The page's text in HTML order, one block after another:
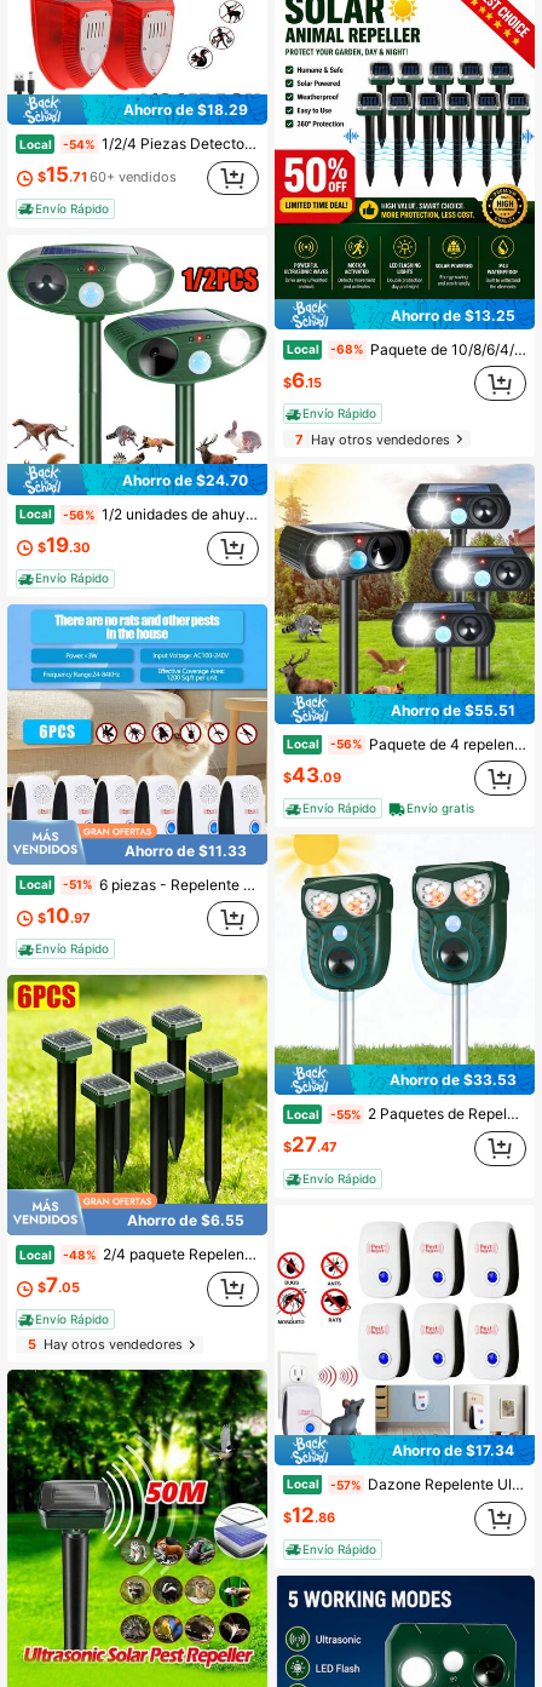
Ahorro de $18.29
Local -54% 1/2/4 Piezas Detector de movimiento solar con 3 modos de alarma de sonido para exteriores, sensor de movimiento 129db con ladrido de perro, luz estroboscópica y alarma de disparo para pastos, granjas, casas, patios, graneros y hogar
$15.7160+ vendidos
Envío Rápido
Ahorro de $24.70
Local -56% 1/2 unidades de ahuyentador solar ultrasónico para animales, para exteriores, con luz estroboscópica y sensor de movimiento. Disuasivo para ciervos, gatos, conejos, mapaches, ardillas y zorrillos. Resistente al agua (IP44) para jardín, patio y granja.
$19.30
Envío Rápido
Ahorro de $11.33
Local -51% 6 piezas - Repelente de roedores mejorado, repelente con tecnología de ondas sonoras, repelente de roedores para interiores, repelente con conversión automática de frecuencia, repelente electrónico enchufable, apto para el hogar, oficina, cocina y almacén
$10.97
Envío Rápido
Ahorro de $6.55
Local -48% 2/4 paquete Repelente ultrasónico solar mejorado, picos repelentes IP44 a prueba de agua, repele topos, gofres, insectos, control de animales excavadores para patio, césped, jardín
$7.05
Envío Rápido
5Hay otros vendedores
Ahorro de $13.25
Local -68% Paquete de 10/8/6/4/2/1 repelentes solares para ratas, topos e insectos, clasificación de protección IP43, repele eficazmente ciervos, mapaches, zorrillos y roedores, adecuado para patios, jardines, granjas y céspedes.
$6.15
Envío Rápido
7 Hay otros vendedores
Ahorro de $55.51
Local -56% Paquete de 4 repelentes ultrasónicos solares: Estroboscopio LED, ahuyenta mapaches
$43.09
Envío Rápido Envío gratis
Ahorro de $33.53
Local -55% 2 Paquetes de Repelente de Animales Ultrasónico Solar para Exteriores, Dispositivo Repelente de Gatos, Ardillas, Mapaches, Perros, Ciervos con Detección de Movimiento, Resistente al Agua IP66, Ahuyentador de Ratones, Zorrillos, Roedores
$27.47
Envío Rápido
Ahorro de $17.34
Local -57% Dazone Repelente Ultrasónico de Roedores
$12.86
Envío Rápido